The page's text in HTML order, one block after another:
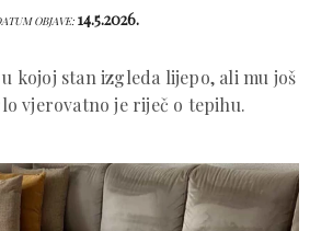
OBJAVE: 14.5.2026.
kojoj stan izgleda lijepo, ali mu još
vjerovatno je riječ o tepihu.